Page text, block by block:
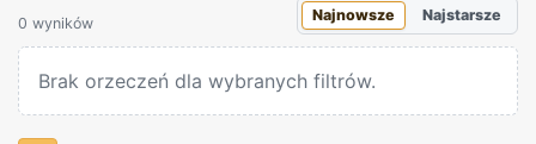
0 wyników Najnowsze Najstarsze
Brak orzeczeń dla wybranych filtrów.